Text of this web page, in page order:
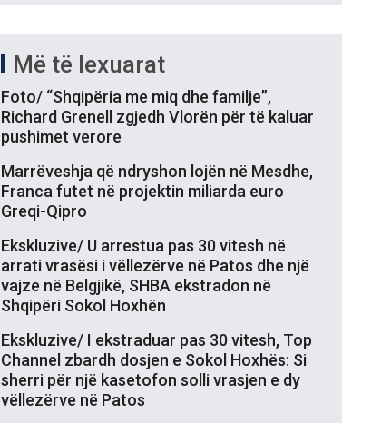
Më të lexuarat
Foto/ “Shqipëria me miq dhe familje”,
Richard Grenell zgjedh Vlorën për të kaluar
pushimet verore
Marrëveshja që ndryshon lojën në Mesdhe,
Franca futet në projektin miliarda euro
Greqi-Qipro
Ekskluzive/ U arrestua pas 30 vitesh në
arrati vrasësi i vëllezërve në Patos dhe një
vajze në Belgjikë, SHBA ekstradon në
Shqipëri Sokol Hoxhën
Ekskluzive/ I ekstraduar pas 30 vitesh, Top
Channel zbardh dosjen e Sokol Hoxhës: Si
sherri për një kasetofon solli vrasjen e dy
vëllezërve në Patos